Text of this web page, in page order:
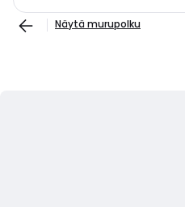
Näytä murupolku